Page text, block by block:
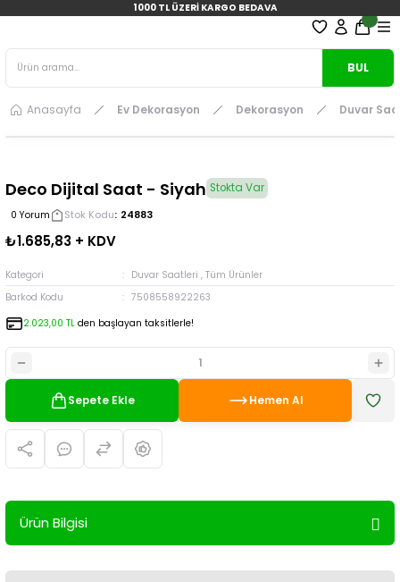
1000 TL ÜZERİ KARGO BEDAVA
BUL
Anasayfa Ev Dekorasyon Dekorasyon Duvar
Deco Dijital Saat - Siyah Stokta Var
0 Yorum Stok Kodu 24883
₺1.685,83 + KDV
Kategori Duvar Saatleri , Tüm Ürünler
Barkod Kodu
7508558922263
2.023,00 TL den başlayan taksitlerle!
Sepete Ekle Hemen Al
Ürün Bilgisi